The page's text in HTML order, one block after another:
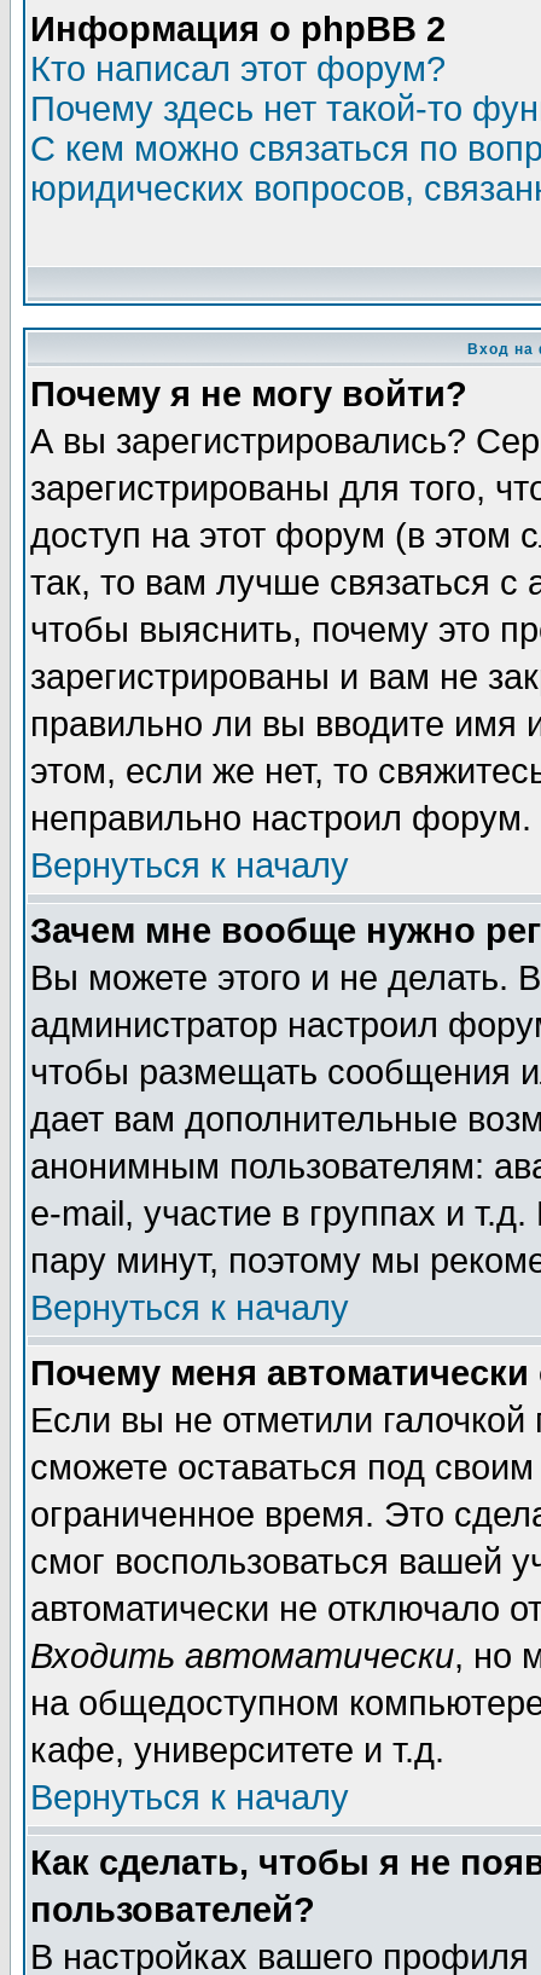
Информация о phpBB 2
Кто написал этот форум?
Почему здесь нет такой-то
С кем можно связаться по
юридических вопросов,
Вход на
Почему я не могу войти?
А вы зарегистрировались?
зарегистрированы для того,
доступ на этот форум (в этом
так, то вам лучше связаться
чтобы выяснить, почему это
зарегистрированы и вам не
правильно ли вы вводите
этом, если же нет, то
неправильно настроил форум.
Вернуться к началу
Зачем мне вообще нужно
Вы можете этого и не делать.
администратор настроил
чтобы размещать сообщения
дает вам дополнительные
анонимным пользователям:
e-mail, участие в группах и
пару минут, поэтому мы
Вернуться к началу
Почему меня автоматически
Если вы не отметили галочкой
сможете оставаться под
ограниченное время. Это
смог воспользоваться вашей
автоматически не отключало
Входить автоматически, но
на общедоступном
кафе, университете и т.д.
Вернуться к началу
Как сделать, чтобы я не
пользователей?
В настройках вашего